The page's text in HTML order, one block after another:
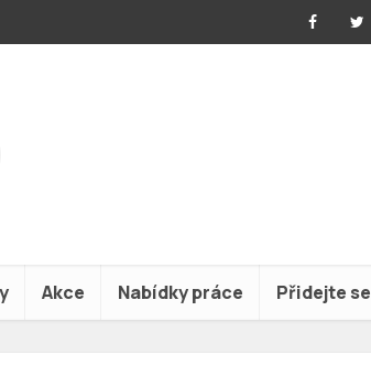
Akce Nabídky práce Přidejte se